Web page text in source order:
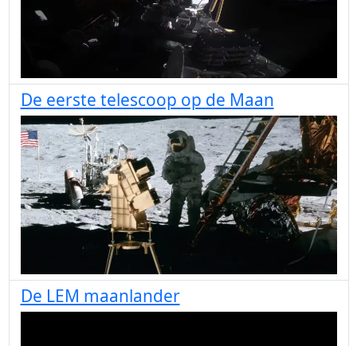
De eerste telescoop op de Maan
De LEM maanlander